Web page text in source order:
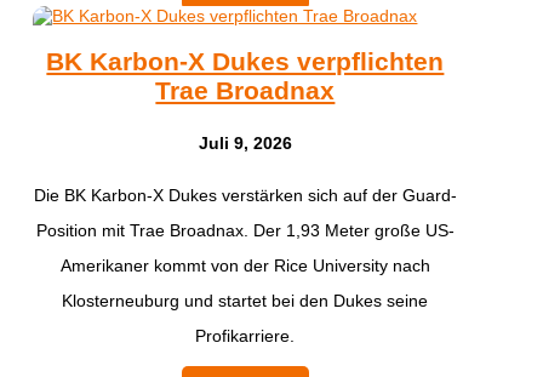
BK Karbon-X Dukes verpflichten
Trae Broadnax
Juli 9, 2026
Die BK Karbon-X Dukes verstärken sich auf der Guard-
Position mit Trae Broadnax. Der 1,93 Meter große US-
Amerikaner kommt von der Rice University nach
Klosterneuburg und startet bei den Dukes seine
Profikarriere.